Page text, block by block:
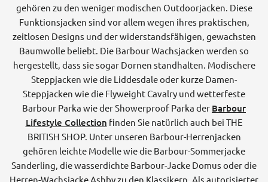
gehören zu den weniger modischen Outdoorjacken. Diese
Funktionsjacken sind vor allem wegen ihres praktischen,
zeitlosen Designs und der widerstandsfähigen, gewachsten
Baumwolle beliebt. Die Barbour Wachsjacken werden so
hergestellt, dass sie sogar Dornen standhalten. Modischere
Steppjacken wie die Liddesdale oder kurze Damen-
Steppjacken wie die Flyweight Cavalry und wetterfeste
Barbour Parka wie der Showerproof Parka der Barbour
Lifestyle Collection finden Sie natürlich auch bei THE
BRITISH SHOP. Unter unseren Barbour-Herrenjacken
gehören leichte Modelle wie die Barbour-Sommerjacke
Sanderling, die wasserdichte Barbour-Jacke Domus oder die
Herren-Wachsjacke Ashby zu den Klassikern. Als autorisierter